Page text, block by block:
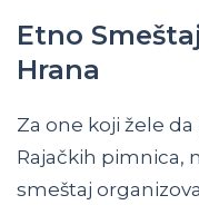
Etno
Hrana
Za one koji žele
Rajačkih pimnica,
smeštaj